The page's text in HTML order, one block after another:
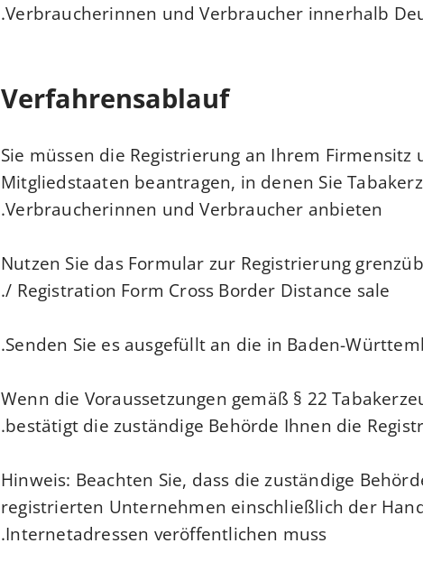
Verbraucherinnen und Verbraucher innerhalb
Verfahrensablauf
Sie müssen die Registrierung an Ihrem Firmensitz
Mitgliedstaaten beantragen, in denen Sie
Verbraucherinnen und Verbraucher anbieten.
Nutzen Sie das Formular zur Registrierung
/ Registration Form Cross Border Distance sale.
Senden Sie es ausgefüllt an die in Baden-
Wenn die Voraussetzungen gemäß § 22
bestätigt die zuständige Behörde Ihnen die
Hinweis: Beachten Sie, dass die zuständige
registrierten Unternehmen einschließlich der
Internetadressen veröffentlichen muss.